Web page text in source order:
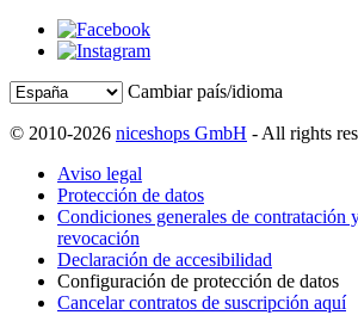
Cambiar país/idioma
© 2010-2026 niceshops GmbH - All rights
Aviso legal
Protección de datos
Condiciones generales de contratación
revocación
Declaración de accesibilidad
Configuración de protección de datos
Cancelar contratos de suscripción aquí